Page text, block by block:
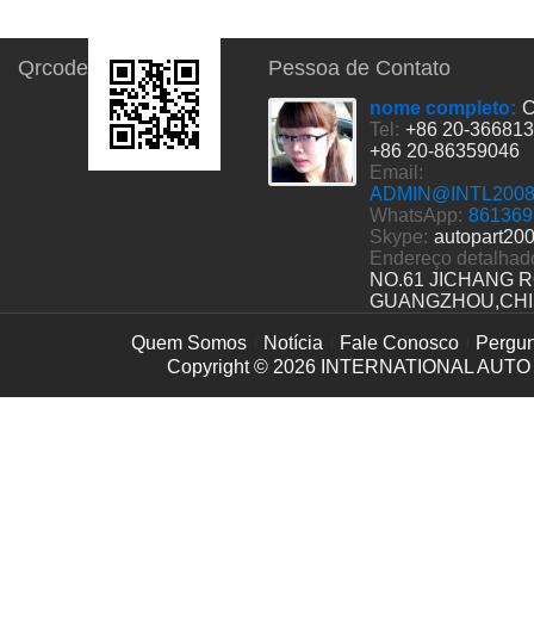
Qrcode Pessoa de Contato
nome completo:
Tel: +86 20-
+86 20-86359046
Email:
WhatsApp:
Skype:
Endereço
NO.61 JICHANG
Quem Somos Notícia Fale Conosco
Copyright © 2026 INTERNATIONAL